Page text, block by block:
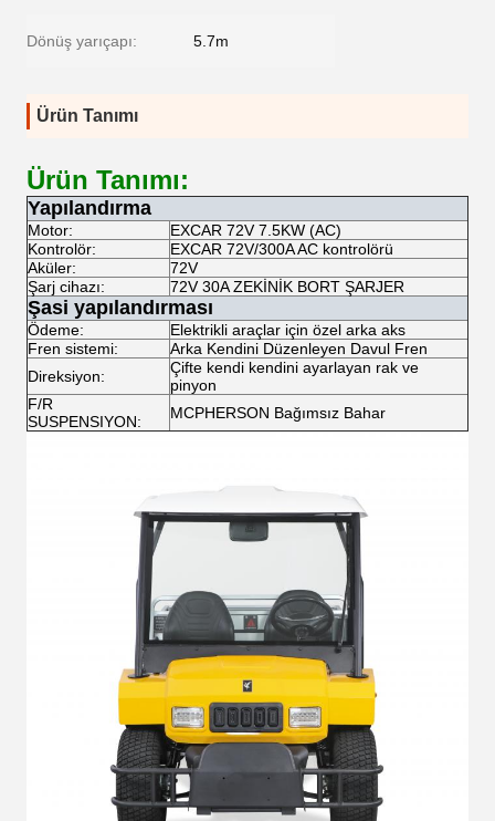
Dönüş yarıçapı: 5.7m
Ürün Tanımı
Ürün Tanımı:
Yapılandırma
Motor:
EXCAR 72V 7.5KW (AC)
Kontrolör:
EXCAR 72V/300A AC kontrolörü
Aküler:
72V
Şarj cihazı:
72V 30A ZEKİNİK BORT ŞARJER
Şasi yapılandırması
Ödeme:
Elektrikli araçlar için özel arka aks
Fren sistemi:
Arka Kendini Düzenleyen Davul Fren
Direksiyon:
Çifte kendi kendini ayarlayan rak ve
pinyon
F/R
SUSPENSIYON:
MCPHERSON Bağımsız Bahar